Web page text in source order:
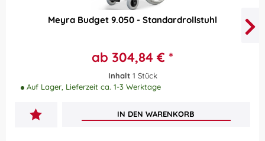
Meyra Budget 9.050 - Standardrollstuhl
ab 304,84 € *
Inhalt 1 Stück
Auf Lager, Lieferzeit ca. 1-3 Werktage
IN DEN WARENKORB